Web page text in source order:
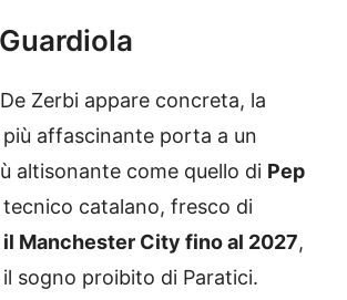
De Zerbi appare concreta, la
affascinante porta a un
altisonante come quello di Pep
tecnico catalano, fresco di
Manchester City fino al 2027,
sogno proibito di Paratici.